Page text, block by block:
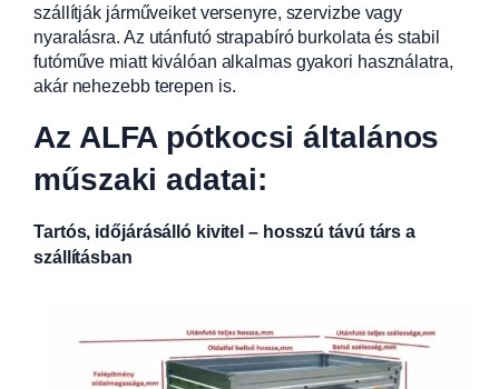
szállítják járműveiket versenyre, szervizbe vagy
nyaralásra. Az utánfutó strapabíró burkolata és stabil
futóműve miatt kiválóan alkalmas gyakori használatra,
akár nehezebb terepen is.
Az ALFA pótkocsi általános
műszaki adatai:
Tartós, időjárásálló kivitel – hosszú távú társ a
szállításban